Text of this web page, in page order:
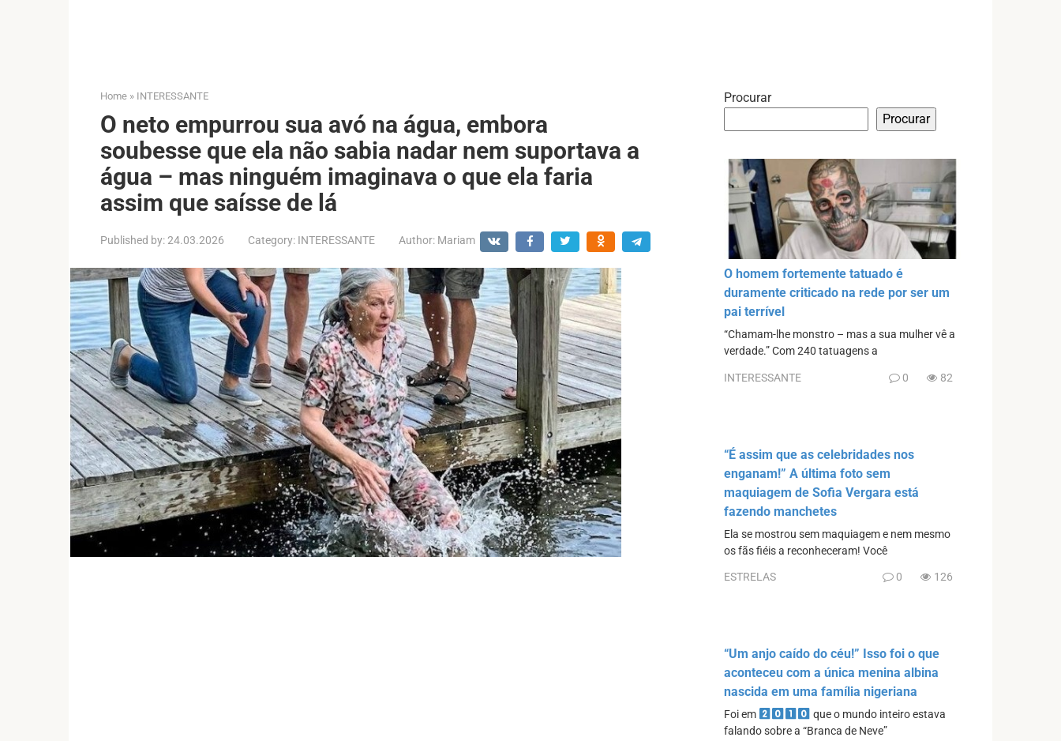
Home » INTERESSANTE
O neto empurrou sua avó na água, embora
soubesse que ela não sabia nadar nem suportava a
água – mas ninguém imaginava o que ela faria
assim que saísse de lá
Published by:24.03.2026 Category: INTERESSANTE Author: Mariam
Procurar
Procurar
O homem fortemente tatuado é
duramente criticado na rede por ser um
pai terrível
“Chamam-lhe monstro – mas a sua mulher vê a
verdade.” Com 240 tatuagens a
INTERESSANTE 0 82
“É assim que as celebridades nos
enganam!” A última foto sem
maquiagem de Sofia Vergara está
fazendo manchetes
Ela se mostrou sem maquiagem e nem mesmo
os fãs fiéis a reconheceram! Você
ESTRELAS 0 126
“Um anjo caído do céu!” Isso foi o que
aconteceu com a única menina albina
nascida em uma família nigeriana
Foi em
que o mundo inteiro estava
falando sobre a “Branca de Neve”